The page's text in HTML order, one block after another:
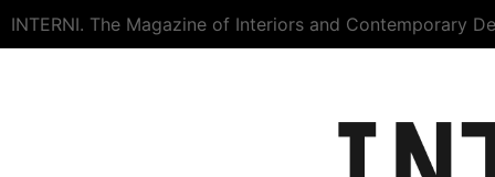
INTERNI. The Magazine of Interiors and Contemporary